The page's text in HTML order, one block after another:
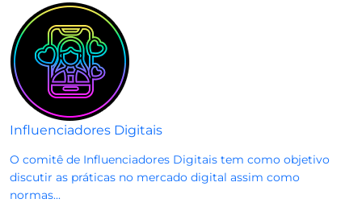
Influenciadores Digitais
O comitê de Influenciadores Digitais tem como objetivo
discutir as práticas no mercado digital assim como
normas...